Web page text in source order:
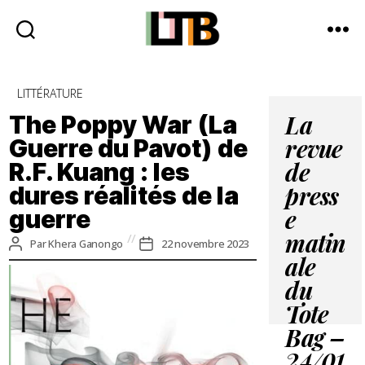
-
Média
d'information
quotidienne
Catégories
LITTÉRATURE
The Poppy War (La
Guerre du Pavot) de
R.F. Kuang : les
dures réalités de la
guerre
Auteur
de
ParKhera Ganongo
Date
de
22 novembre 2023
La
revue
de
press
e
matin
ale
du
Tote
Bag –